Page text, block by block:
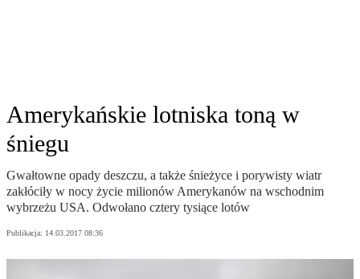
Amerykańskie lotniska toną w
śniegu
Gwałtowne opady deszczu, a także śnieżyce i porywisty wiatr
zakłóciły w nocy życie milionów Amerykanów na wschodnim
wybrzeżu USA. Odwołano cztery tysiące lotów
Publikacja: 14.03.2017 08:36